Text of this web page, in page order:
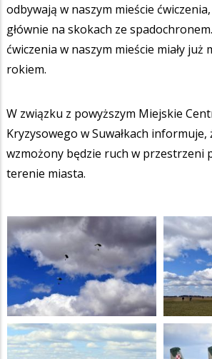
odbywają w naszym mieście
głównie na skokach ze
ćwiczenia w naszym mieście miały już
rokiem.
W związku z powyższym Miejskie
Kryzysowego w Suwałkach informuje,
wzmożony będzie ruch w przestrzeni
terenie miasta.